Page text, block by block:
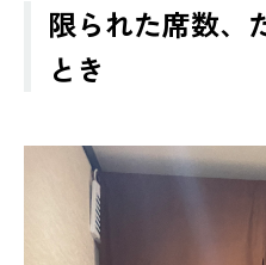
限られた席数、
とき